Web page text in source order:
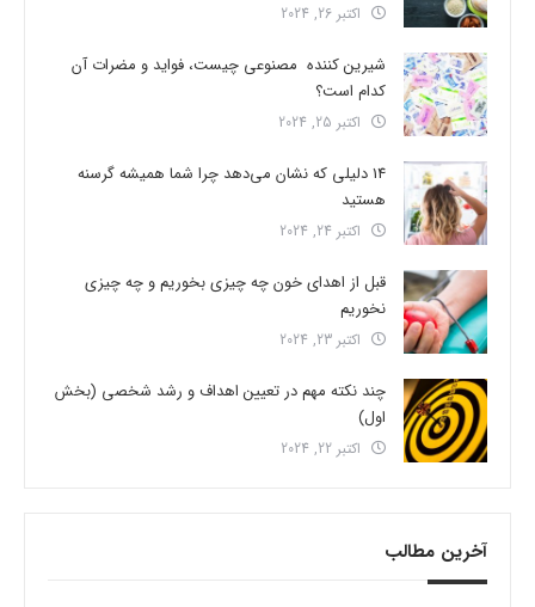
اکتبر 26, 2024
شیرین کننده مصنوعی چیست، فواید و مضرات آن
کدام است؟
اکتبر 25, 2024
14 دلیلی که نشان می‌دهد چرا شما همیشه گرسنه
هستید
اکتبر 24, 2024
قبل از اهدای خون چه چیزی بخوریم و چه چیزی
نخوریم
اکتبر 23, 2024
چند نکته مهم در تعیین اهداف و رشد شخصی (بخش
اول)
اکتبر 22, 2024
آخرین مطالب